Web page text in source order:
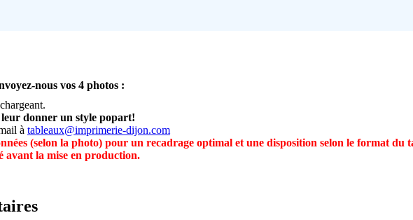
nous vos 4 photos :
leur donner un style popart!
à tableaux@imprimerie-dijon.com
(selon la photo) pour un recadrage optimal et une disposition selon le format du
avant la mise en production.